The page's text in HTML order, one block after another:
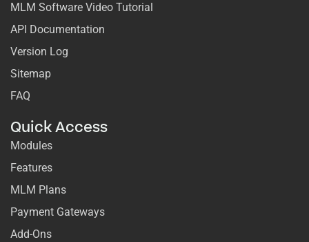
MLM Software Video Tutorial
API Documentation
Version Log
Sitemap
FAQ
Quick Access
Modules
Features
MLM Plans
Payment Gateways
Add-Ons